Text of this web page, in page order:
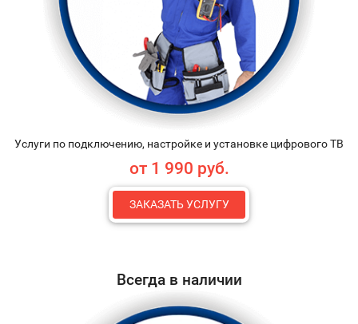
Услуги по подключению, настройке и установке цифрового ТВ
от 1 990 руб.
ЗАКАЗАТЬ УСЛУГУ
Всегда в наличии